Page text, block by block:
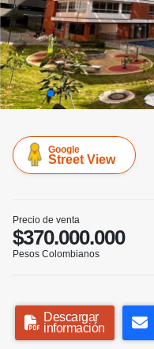
Google
Street View
Precio de venta
$370.000.000
Pesos Colombianos
Descargar
información